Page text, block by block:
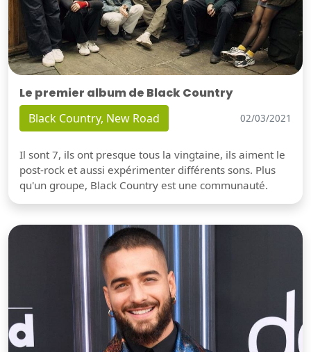
Le premier album de Black Country
Black Country, New Road 02/03/2021
Il sont 7, ils ont presque tous la vingtaine, ils aiment le
post-rock et aussi expérimenter différents sons. Plus
qu'un groupe, Black Country est une communauté.